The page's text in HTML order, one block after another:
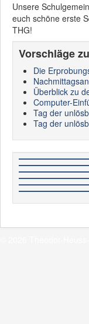
Unsere
euch schöne erste
THG!
Vorschläge
Die
Überblick zu
Computer-
Tag der
Tag der